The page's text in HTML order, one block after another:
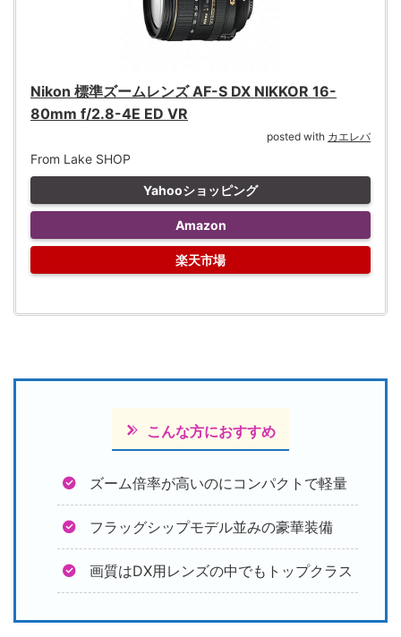
Nikon 標準ズームレンズ AF-S DX NIKKOR 16-
80mm f/2.8-4E ED VR
posted with カエレバ
From Lake SHOP
Yahooショッピング
Amazon
楽天市場
こんな方におすすめ
ズーム倍率が高いのにコンパクトで軽量
フラッグシップモデル並みの豪華装備
画質はDX用レンズの中でもトップクラス